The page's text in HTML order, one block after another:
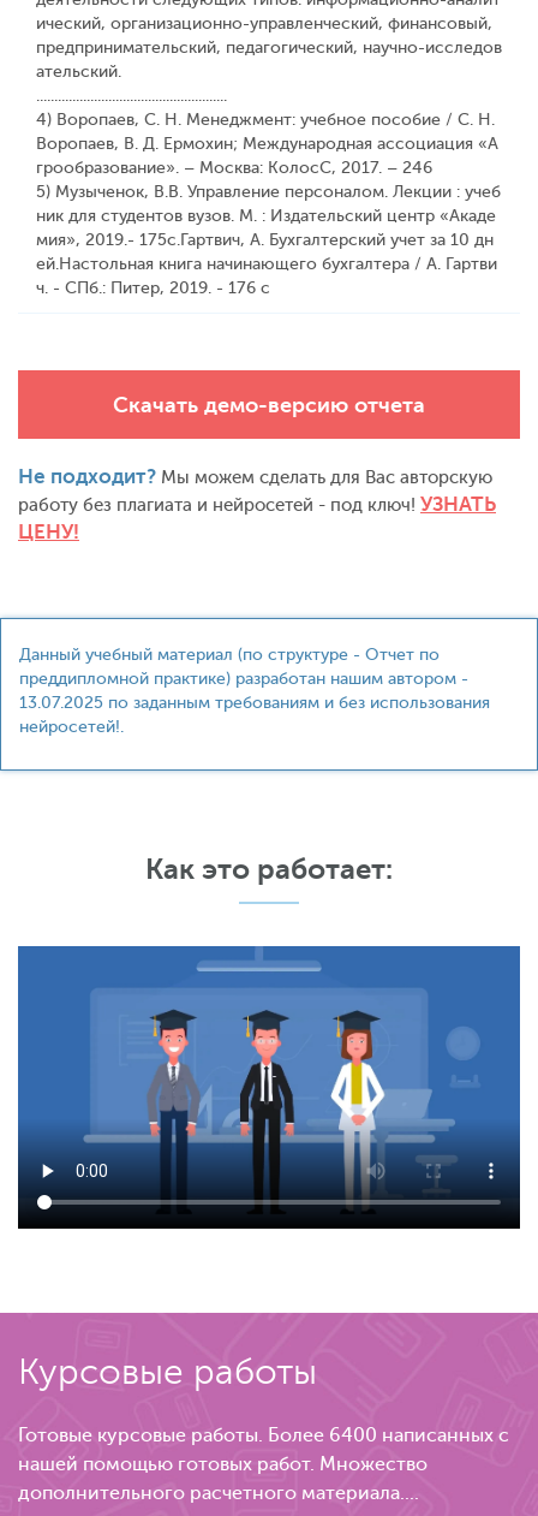
ический, организационно-управленческий, финансовый,
предпринимательский, педагогический, научно-исследов
ательский.
.....................................................
4) Воропаев, С. Н. Менеджмент: учебное пособие / С. Н.
Воропаев, В. Д. Ермохин; Международная ассоциация «А
грообразование». – Москва: КолосС, 2017. – 246
5) Музыченок, В.В. Управление персоналом. Лекции : учеб
ник для студентов вузов. М. : Издательский центр «Акаде
мия», 2019.- 175с.Гартвич, А. Бухгалтерский учет за 10 дн
ей.Настольная книга начинающего бухгалтера / А. Гартви
ч. - СПб.: Питер, 2019. - 176 c
Скачать демо-версию отчета
Не подходит? Мы можем сделать для Вас авторскую
работу без плагиата и нейросетей - под ключ! УЗНАТЬ
ЦЕНУ!
Данный учебный материал (по структуре - Отчет по
преддипломной практике) разработан нашим автором -
13.07.2025 по заданным требованиям и без использования
нейросетей!.
Как это работает:
Курсовые работы
Готовые курсовые работы. Более 6400 написанных с
нашей помощью готовых работ. Множество
дополнительного расчетного материала....